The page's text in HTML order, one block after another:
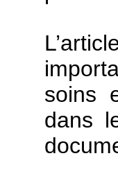
soins
dans